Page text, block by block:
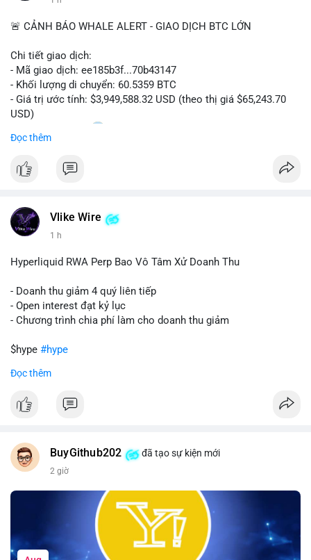
🚨 CẢNH BÁO WHALE ALERT - GIAO DỊCH BTC LỚN
Chi tiết giao dịch:
- Mã giao dịch: ee185b3f...70b43147
- Khối lượng di chuyển: 60.5359 BTC
- Giá trị ước tính: $3,949,588.32 USD (theo thị giá $65,243.70
USD)
- Thời gian: 15:20
Nhận định phân tích:
Khối lượng 60.5 BTC trị giá gần 4 triệu USD được di chuyển
thanh khoản trước khi đẩy giá. Nếu số BTC này được gửi lên
sàn tập trung, áp lực bán tiềm năng sẽ gia tăng. Ngược lại, nếu
củng cố niềm tin cho xu hướng tăng.
Lời khuyên:
Nhà đầu tư nên theo dõi sát dòng tiền tiếp theo từ địa chỉ này.
Nếu BTC được nạp thêm lên sàn, cần thận trọng với nhịp điều
nắm giữ vị thế hiện tại.
#60btc #dongtiencavoi
Đọc thêm
Vlike Wire
1 h
Hyperliquid RWA Perp Bao Vô Tâm Xử Doanh Thu
- Doanh thu giảm 4 quý liên tiếp
- Open interest đạt kỷ lục
- Chương trình chia phí làm cho doanh thu giảm
$hype #hype
#vlikevn
📰 Nguồn: CoinDesk
Đọc thêm
BuyGithub202 đã tạo sự kiện mới
2 giờ